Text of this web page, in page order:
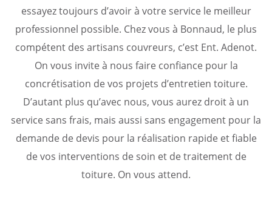
essayez toujours d’avoir à votre service le meilleur
professionnel possible. Chez vous à Bonnaud, le plus
compétent des artisans couvreurs, c’est Ent. Adenot.
On vous invite à nous faire confiance pour la
concrétisation de vos projets d’entretien toiture.
D’autant plus qu’avec nous, vous aurez droit à un
service sans frais, mais aussi sans engagement pour la
demande de devis pour la réalisation rapide et fiable
de vos interventions de soin et de traitement de
toiture. On vous attend.